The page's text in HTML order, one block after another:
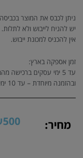
ניתן לכבס את המוצר
יש להניח לייבוש ולא לתלות.
אין להכניס למכונת ייבוש.
זמן אספקה בארץ:
עד 5 ימי עסקים ברכישה מהמלאי.
ובהזמנה מיוחדת – עד 10 ימי עסקים
מחיר: 500